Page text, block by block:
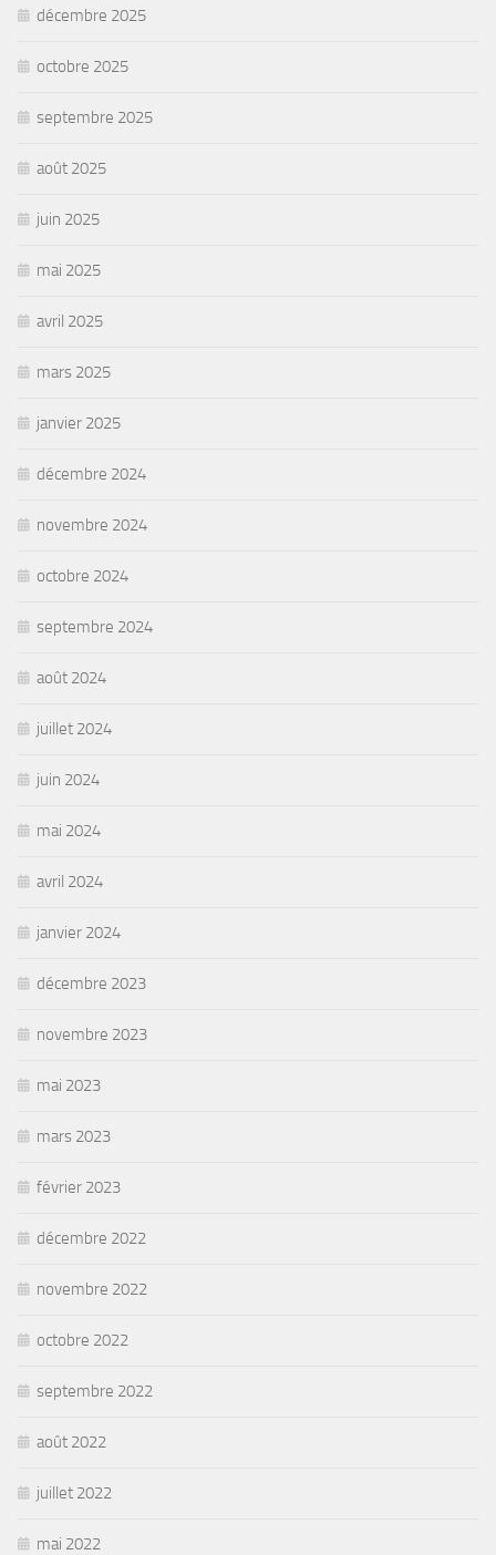
décembre 2025
octobre 2025
septembre 2025
août 2025
juin 2025
mai 2025
avril 2025
mars 2025
janvier 2025
décembre 2024
novembre 2024
octobre 2024
septembre 2024
août 2024
juillet 2024
juin 2024
mai 2024
avril 2024
janvier 2024
décembre 2023
novembre 2023
mai 2023
mars 2023
février 2023
décembre 2022
novembre 2022
octobre 2022
septembre 2022
août 2022
juillet 2022
mai 2022